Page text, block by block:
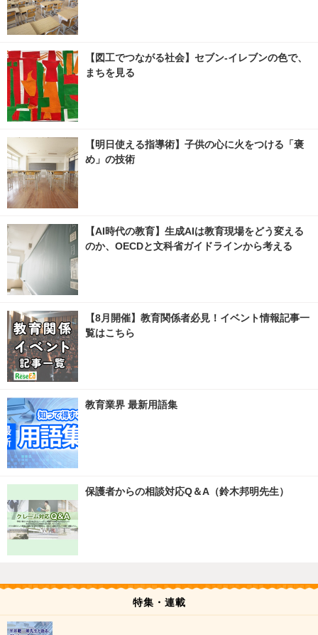
【図工でつながる社会】セブン‐イレブンの色で、
まちを見る
【明日使える指導術】子供の心に火をつける「褒
め」の技術
【AI時代の教育】生成AIは教育現場をどう変える
のか、OECDと文科省ガイドラインから考える
【8月開催】教育関係者必見！イベント情報記事一
覧はこちら
教育業界 最新用語集
保護者からの相談対応Q＆A（鈴木邦明先生）
特集・連載